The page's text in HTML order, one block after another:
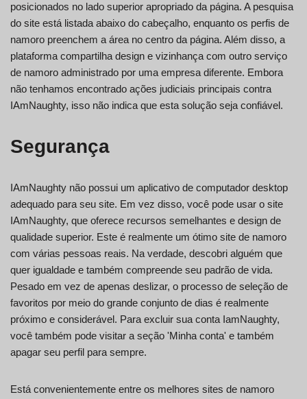
posicionados no lado superior apropriado da página. A pesquisa
do site está listada abaixo do cabeçalho, enquanto os perfis de
namoro preenchem a área no centro da página. Além disso, a
plataforma compartilha design e vizinhança com outro serviço
de namoro administrado por uma empresa diferente. Embora
não tenhamos encontrado ações judiciais principais contra
IAmNaughty, isso não indica que esta solução seja confiável.
Segurança
IAmNaughty não possui um aplicativo de computador desktop
adequado para seu site. Em vez disso, você pode usar o site
IAmNaughty, que oferece recursos semelhantes e design de
qualidade superior. Este é realmente um ótimo site de namoro
com várias pessoas reais. Na verdade, descobri alguém que
quer igualdade e também compreende seu padrão de vida.
Pesado em vez de apenas deslizar, o processo de seleção de
favoritos por meio do grande conjunto de dias é realmente
próximo e considerável. Para excluir sua conta IamNaughty,
você também pode visitar a seção 'Minha conta' e também
apagar seu perfil para sempre.
Está convenientemente entre os melhores sites de namoro